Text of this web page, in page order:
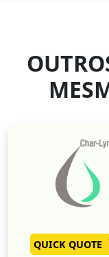
QUICK QUOTE